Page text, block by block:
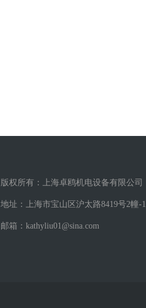
版权所有：上海卓鸥机电设备有限公司
地址：上海市宝山区沪太路8419号2幢-1
邮箱：kathyliu01@sina.com